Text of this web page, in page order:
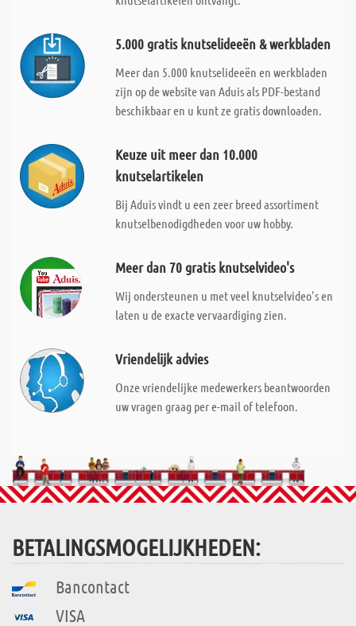
5.000 gratis knutselideeën & werkbladen
Meer dan 5.000 knutselideeën en werkbladen
zijn op de website van Aduis als PDF-bestand
beschikbaar en u kunt ze gratis downloaden.
Keuze uit meer dan 10.000
knutselartikelen
Bij Aduis vindt u een zeer breed assortiment
knutselbenodigdheden voor uw hobby.
Meer dan 70 gratis knutselvideo's
Wij ondersteunen u met veel knutselvideo's en
laten u de exacte vervaardiging zien.
Vriendelijk advies
Onze vriendelijke medewerkers beantwoorden
uw vragen graag per e-mail of telefoon.
BETALINGSMOGELIJKHEDEN:
Bancontact
VISA